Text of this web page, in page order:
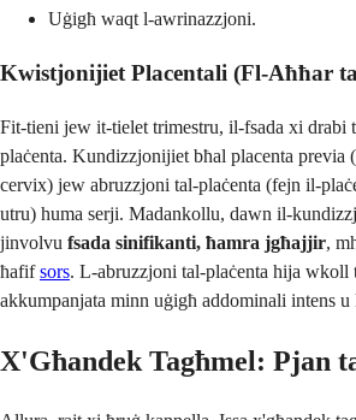
Uġigħ waqt l-awrinazzjoni.
Kwistjonijiet Placentali (Fl-Aħħar
Fit-tieni jew it-tielet trimestru, il-fsada xi drabi
plaċenta. Kundizzjonijiet bħal placenta previa
cervix) jew abruzzjoni tal-plaċenta (fejn il-
utru) huma serji. Madankollu, dawn il-
jinvolvu fsada sinifikanti, ħamra jgħajjir,
ħafifsors. L-abruzzjoni tal-plaċenta hija wkoll
akkumpanjata minn uġigħ addominali intens
X'Għandek Tagħmel: Pjan